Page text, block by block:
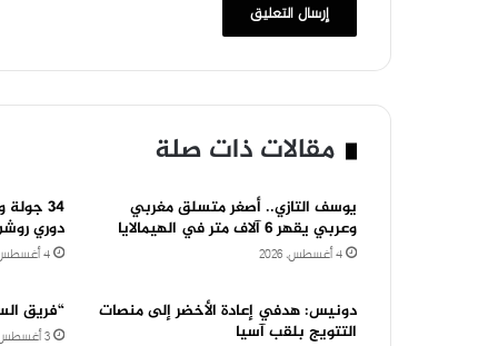
مقالات ذات صلة
يوسف التازي.. أصغر متسلق مغربي
وعربي يقهر 6 آلاف متر في الهيمالايا
4 أغسطس، 2026
دوري
4 أغسطس، 2026
دونيس: هدفي إعادة الأخضر إلى منصات
التتويج بلقب آسيا
“فريق
3 أغسطس، 2026